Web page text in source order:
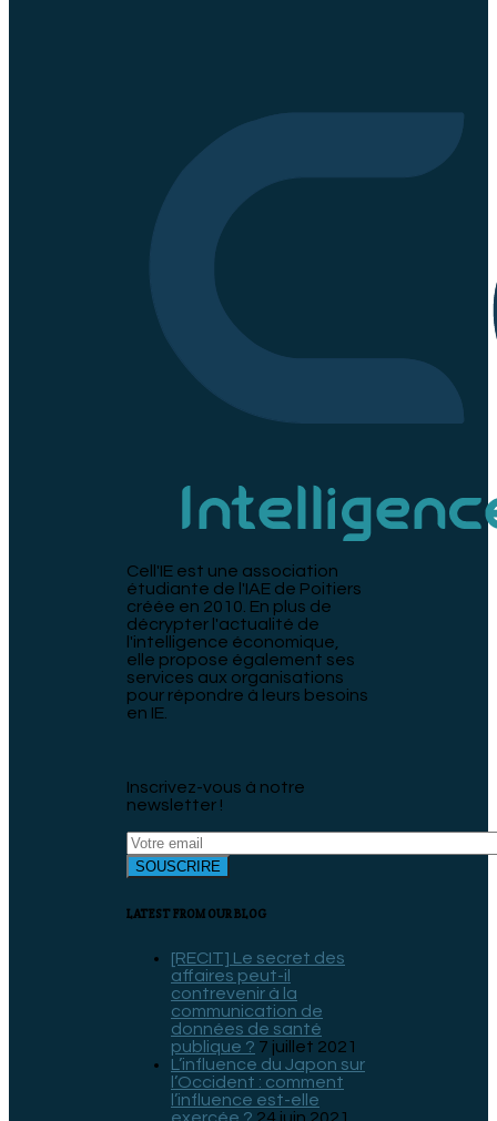
Cell'IE est une association
étudiante de l'IAE de Poitiers
créée en 2010. En plus de
décrypter l'actualité de
l'intelligence économique,
elle propose également ses
services aux organisations
pour répondre à leurs besoins
en IE.
Inscrivez-vous à notre
newsletter !
LATEST FROM OUR BLOG
[RECIT] Le secret des
affaires peut-il
contrevenir à la
communication de
données de santé
publique ? 7 juillet 2021
L’influence du Japon sur
l’Occident : comment
l’influence est-elle